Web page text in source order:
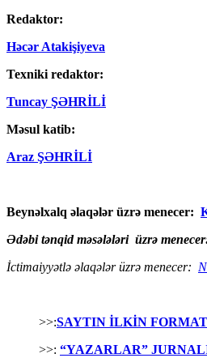
Redaktor:
Həcər Atakişiyeva
Texniki redaktor:
Tuncay ŞƏHRİLİ
Məsul katib:
Araz ŞƏHRİLİ
Beynəlxalq əlaqələr üzrə menecer:
Ədəbi tənqid məsələləri üzrə
İctimaiyyətlə əlaqələr üzrə menecer:
>>:SAYTIN İLKİN
>>: “YAZARLAR”